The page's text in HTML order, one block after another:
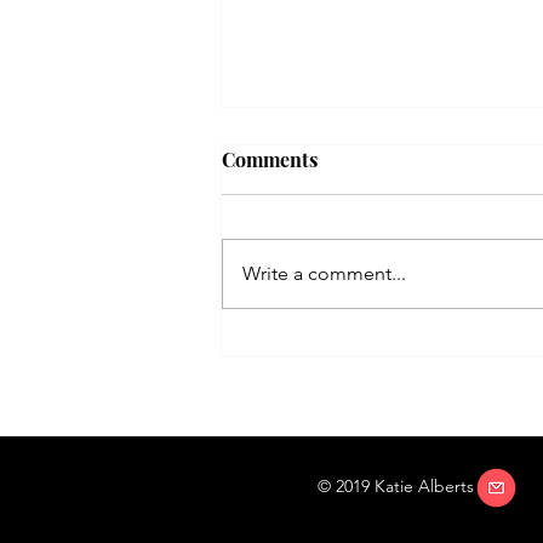
Comments
Write a comment...
© 2019 Katie Alberts